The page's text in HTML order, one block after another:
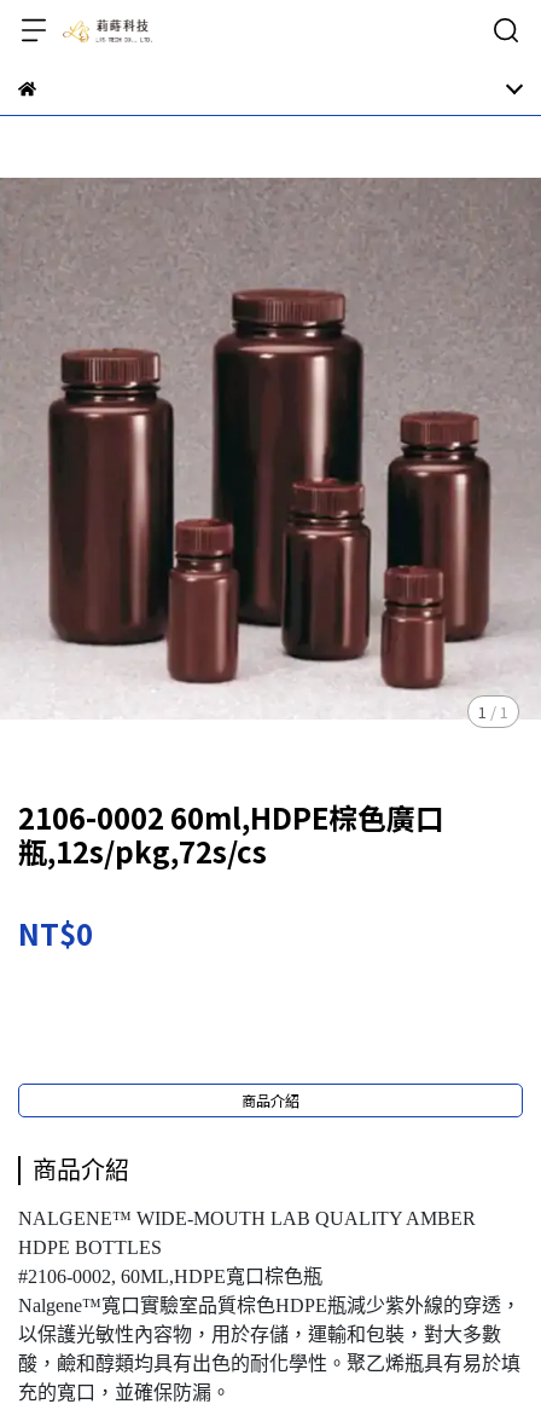
1 / 1
2106-0002 60ml,HDPE棕色廣口
瓶,12s/pkg,72s/cs
NT$0
商品介紹
商品介紹
NALGENE™ WIDE-MOUTH LAB QUALITY AMBER
HDPE BOTTLES
#2106-0002, 60ML,HDPE寬口棕色瓶
Nalgene™寬口實驗室品質棕色HDPE瓶減少紫外線的穿透，
以保護光敏性內容物，用於存儲，運輸和包裝，對大多數
酸，鹼和醇類均具有出色的耐化學性。聚乙烯瓶具有易於填
充的寬口，並確保防漏。